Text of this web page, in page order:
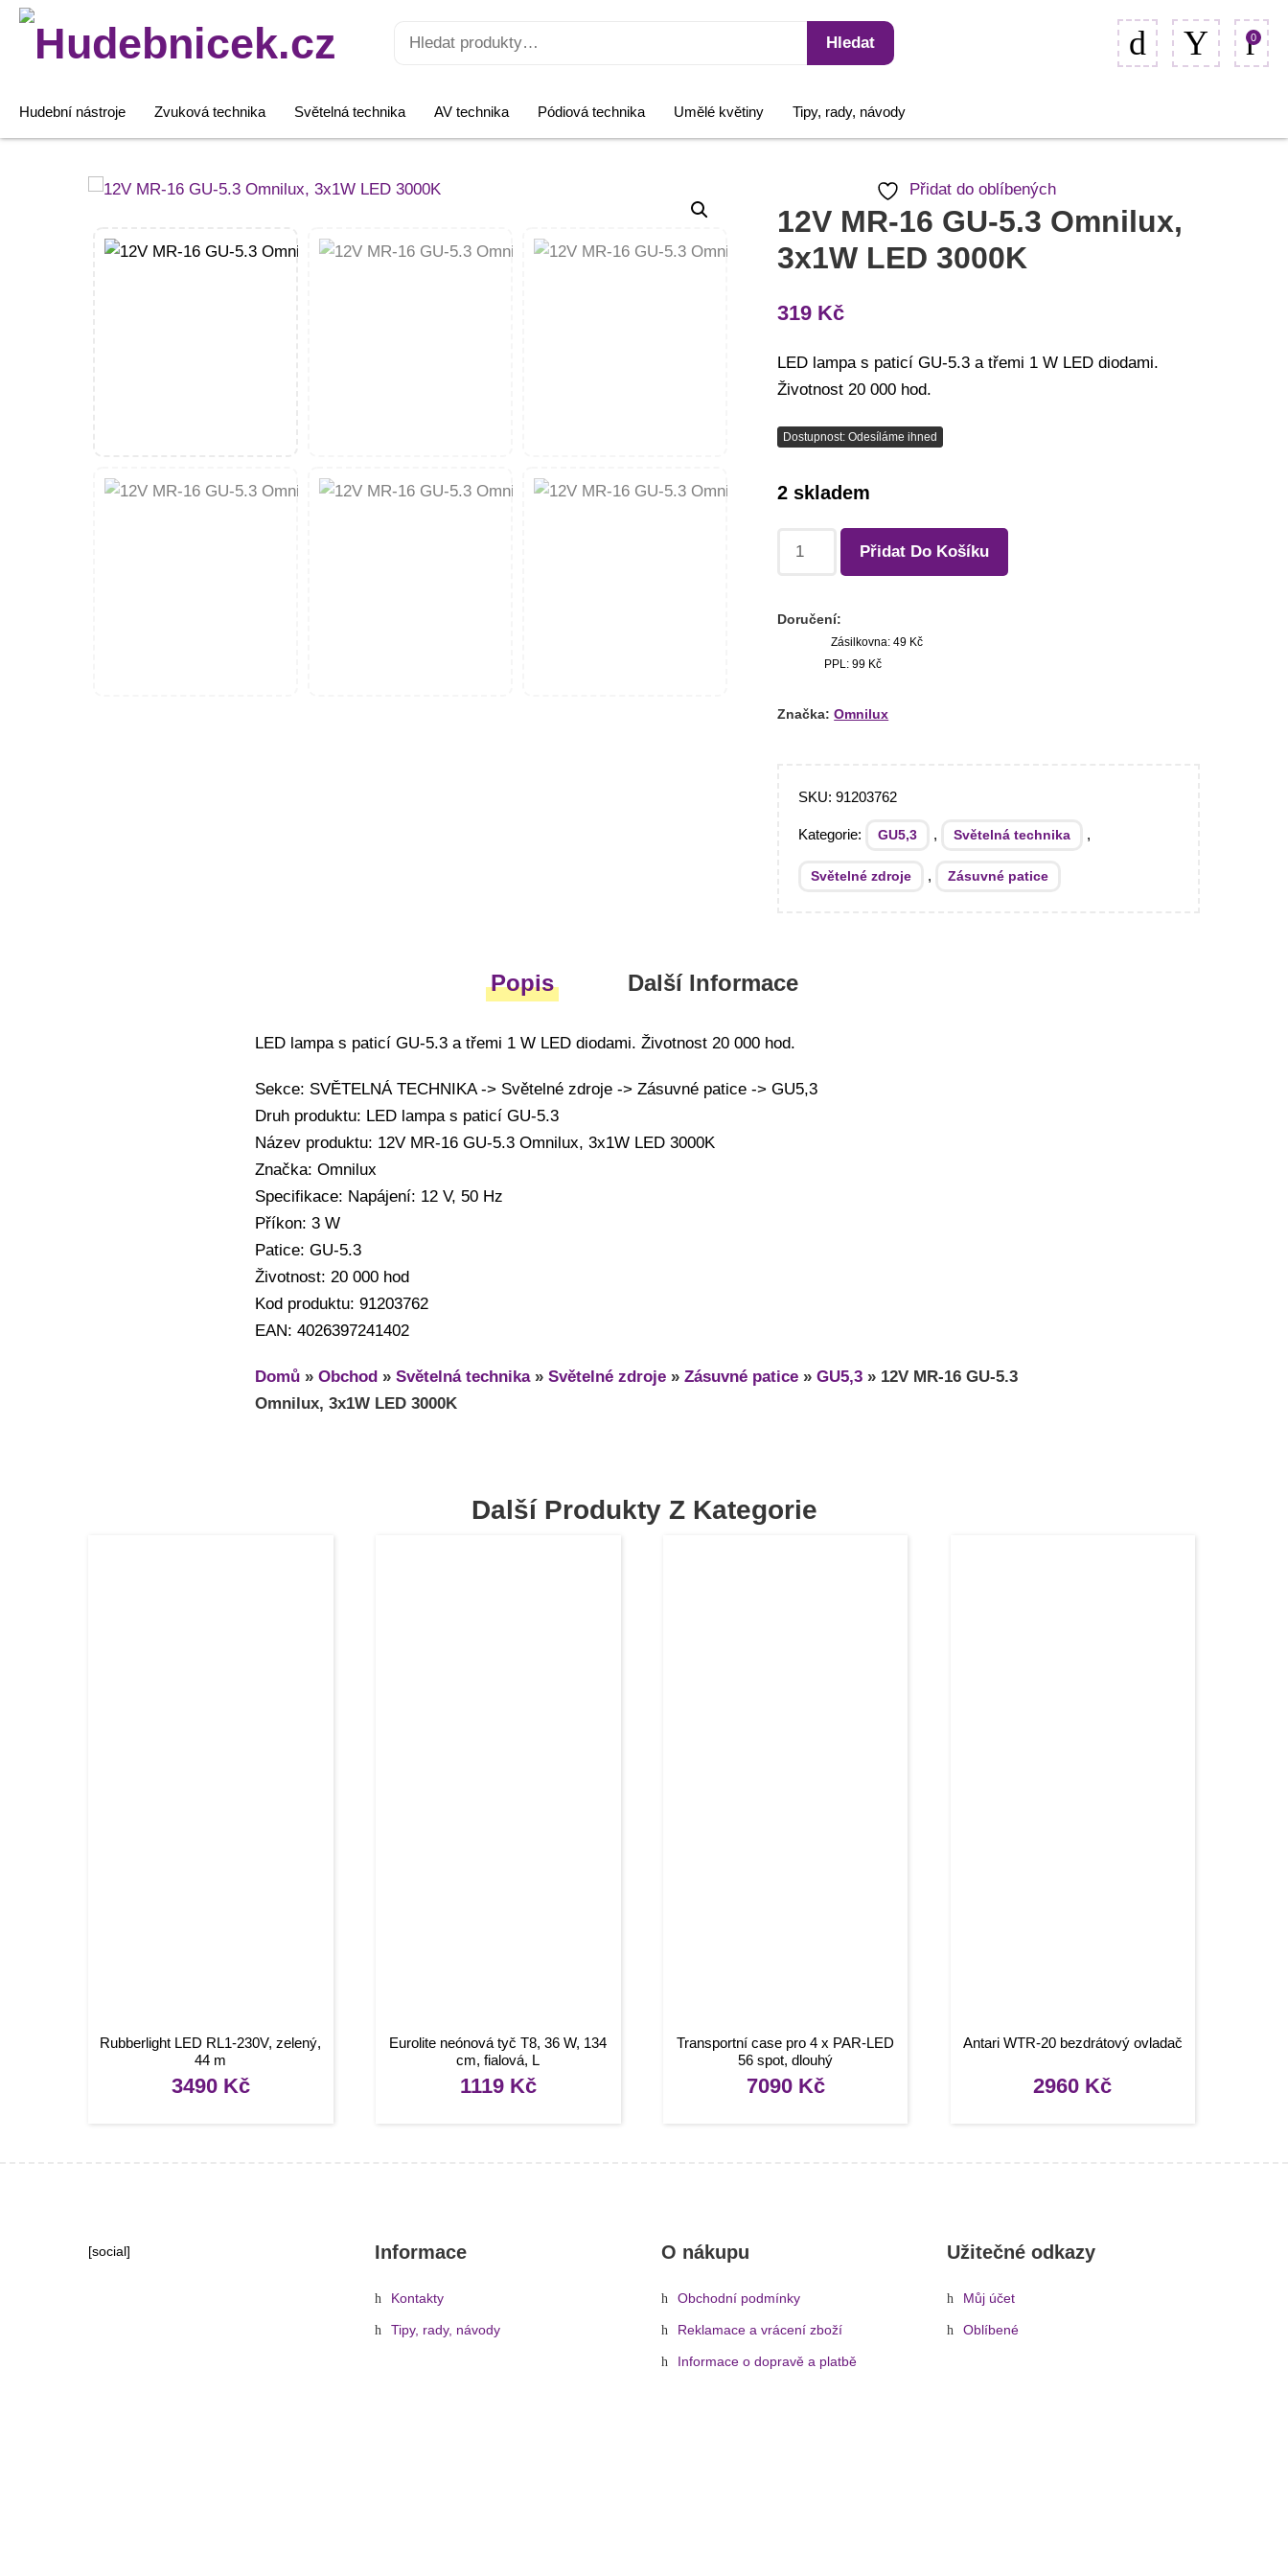
Hledat:
Hledat 0
Hudební nástroje Zvuková technika Světelná technika AV technika Pódiová technika Umělé květiny Tipy, rady, návody
Přidat do oblíbených
12V MR-16 GU-5.3 Omnilux,
3x1W LED 3000K
319 Kč
LED lampa s paticí GU-5.3 a třemi 1 W LED diodami.
Životnost 20 000 hod.
Dostupnost: Odesíláme ihned
2 skladem
12V
16
Přidat Do Košíku
Doručení:
Zásilkovna: 49 Kč
PPL: 99 Kč
Značka: Omnilux
SKU:91203762
Kategorie: GU5,3 , Světelná technika ,
Světelné zdroje , Zásuvné patice
Popis Další Informace
LED lampa s paticí GU-5.3 a třemi 1 W LED diodami. Životnost 20 000 hod.
Sekce: SVĚTELNÁ TECHNIKA -> Světelné zdroje -> Zásuvné patice -> GU5,3
Druh produktu: LED lampa s paticí GU-5.3
Název produktu: 12V MR-16 GU-5.3 Omnilux, 3x1W LED 3000K
Značka: Omnilux
Specifikace: Napájení: 12 V, 50 Hz
Příkon: 3 W
Patice: GU-5.3
Životnost: 20 000 hod
Kod produktu: 91203762
EAN: 4026397241402
Domů » Obchod » Světelná technika» Světelné zdroje » Zásuvné patice » GU5,3 » 12V MR-16 GU-5.3
Omnilux, 3x1W LED 3000K
Další Produkty Z Kategorie
Rubberlight LED RL1-230V, zelený,
44 m
3490 Kč
Eurolite neónová tyč T8, 36 W, 134
cm, fialová, L
1119 Kč
Transportní case pro 4 x PAR-LED
56 spot, dlouhý
7090 Kč
Antari WTR-20 bezdrátový ovladač
2960 Kč
[social] Informace
Kontakty
Tipy, rady, návody
O nákupu
Obchodní podmínky
Reklamace a vrácení zboží
Informace o dopravě a platbě
Užitečné odkazy
Můj účet
Oblíbené